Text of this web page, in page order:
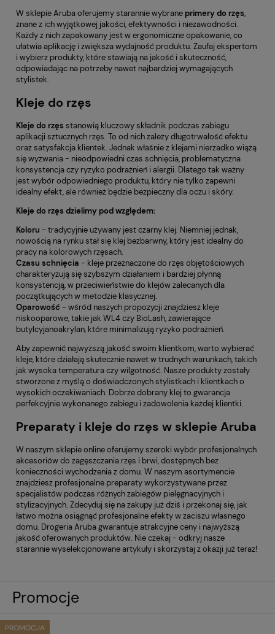
W sklepie Aruba oferujemy starannie wybrane primery do rzęs,
znane z ich wyjątkowej jakości, efektywności i niezawodności.
Każdy z nich zapakowany jest w ergonomiczne opakowanie, co
ułatwia aplikację i zwiększa wydajność produktu. Zaufaj ekspertom
i wybierz produkty, które stawiają na jakość i skuteczność,
odpowiadając na potrzeby nawet najbardziej wymagających
stylistek.
Kleje do rzęs
Kleje do rzęs stanowią kluczowy składnik podczas zabiegu
aplikacji sztucznych rzęs. To od nich zależy długotrwałość efektu
oraz satysfakcja klientek. Jednak właśnie z klejami nierzadko wiążą
się wyzwania - nieodpowiedni czas schnięcia, problematyczna
konsystencja czy ryzyko podrażnień i alergii. Dlatego tak ważny
jest wybór odpowiedniego produktu, który nie tylko zapewni
idealny efekt, ale również będzie bezpieczny dla oczu i skóry.
Kleje do rzęs dzielimy pod względem:
Koloru - tradycyjnie używany jest czarny klej. Niemniej jednak,
nowością na rynku stał się klej bezbarwny, który jest idealny do
pracy na kolorowych rzęsach.
Czasu schnięcia - kleje przeznaczone do rzęs objętościowych
charakteryzują się szybszym działaniem i bardziej płynną
konsystencją, w przeciwieństwie do klejów zalecanych dla
początkujących w metodzie klasycznej.
Oparowość - wśród naszych propozycji znajdziesz kleje
niskooparowe, takie jak WL4 czy BioLash, zawierające
butylcyjanoakrylan, które minimalizują ryzyko podrażnień.
Aby zapewnić najwyższą jakość swoim klientkom, warto wybierać
kleje, które działają skutecznie nawet w trudnych warunkach, takich
jak wysoka temperatura czy wilgotność. Nasze produkty zostały
stworzone z myślą o doświadczonych stylistkach i klientkach o
wysokich oczekiwaniach. Dobrze dobrany klej to gwarancja
perfekcyjnie wykonanego zabiegu i zadowolenia każdej klientki.
Preparaty i kleje do rzęs w sklepie Aruba
W naszym sklepie online oferujemy szeroki wybór profesjonalnych
akcesoriów do zagęszczania rzęs i brwi, dostępnych bez
konieczności wychodzenia z domu. W naszym asortymencie
znajdziesz profesjonalne preparaty wykorzystywane przez
specjalistów podczas różnych zabiegów pielęgnacyjnych i
stylizacyjnych. Zdecyduj się na zakupy już dziś i przekonaj się, jak
łatwo można osiągnąć profesjonalne efekty w zaciszu własnego
domu. Drogeria Aruba gwarantuje atrakcyjne ceny i najwyższą
jakość oferowanych produktów. Nie czekaj - odkryj nasze
starannie wyselekcjonowane artykuły i skorzystaj z okazji już teraz!
Promocje
PROMOCJA